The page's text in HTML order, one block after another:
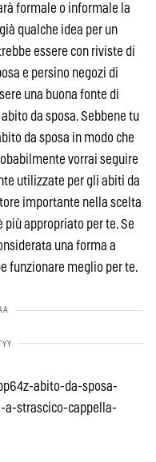
formale o informale la
qualche idea per un
essere con riviste di
e persino negozi di
una buona fonte di
da sposa. Sebbene tu
da sposa in modo che
vorrai seguire
utilizzate per gli abiti da
importante nella scelta
più appropriato per te. Se
una forma a
funzionare meglio per te.
abito-da-sposa-
a-strascico-cappella-